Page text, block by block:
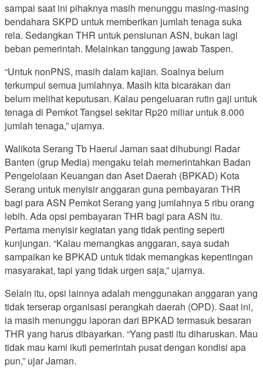
sampai saat ini pihaknya masih menunggu masing-masing
bendahara SKPD untuk memberikan jumlah tenaga suka
rela. Sedangkan THR untuk pensiunan ASN, bukan lagi
beban pemerintah. Melainkan tanggung jawab Taspen.
“Untuk nonPNS, masih dalam kajian. Soalnya belum
terkumpul semua jumlahnya. Masih kita bicarakan dan
belum melihat keputusan. Kalau pengeluaran rutin gaji untuk
tenaga di Pemkot Tangsel sekitar Rp20 miliar untuk 8.000
jumlah tenaga,” ujarnya.
Walikota Serang Tb Haerul Jaman saat dihubungi Radar
Banten (grup Media) mengaku telah memerintahkan Badan
Pengelolaan Keuangan dan Aset Daerah (BPKAD) Kota
Serang untuk menyisir anggaran guna pembayaran THR
bagi para ASN Pemkot Serang yang jumlahnya 5 ribu orang
lebih. Ada opsi pembayaran THR bagi para ASN itu.
Pertama menyisir kegiatan yang tidak penting seperti
kunjungan. “Kalau memangkas anggaran, saya sudah
sampaikan ke BPKAD untuk tidak memangkas kepentingan
masyarakat, tapi yang tidak urgen saja,” ujarnya.
Selain itu, opsi lainnya adalah menggunakan anggaran yang
tidak terserap organisasi perangkah daerah (OPD). Saat ini,
ia masih menunggu laporan dari BPKAD termasuk besaran
THR yang harus dibayarkan. “Yang pasti itu diharuskan. Mau
tidak mau kami ikuti pemerintah pusat dengan kondisi apa
pun,” ujar Jaman.